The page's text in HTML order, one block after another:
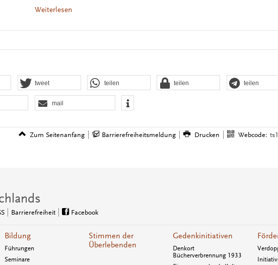
Weiterlesen
tweet teilen teilen teilen
mail
Zum Seitenanfang Barrierefreiheitsmeldung Drucken Webcode:
Barrierefreiheit Facebook
Bildung
Führungen
Seminare
Stimmen der
Überlebenden
Gedenkinitiativen
Denkort
Bücherverbrennung 1933